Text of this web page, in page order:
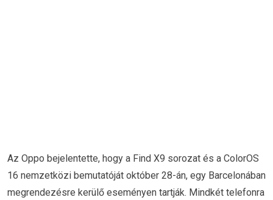
Az Oppo bejelentette, hogy a Find X9 sorozat és a ColorOS
16 nemzetközi bemutatóját október 28-án, egy Barcelonában
megrendezésre kerülő eseményen tartják. Mindkét telefonra